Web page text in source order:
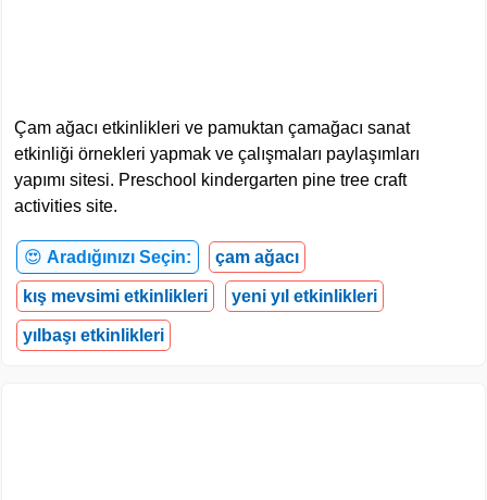
Çam ağacı etkinlikleri ve pamuktan çamağacı sanat
etkinliği örnekleri yapmak ve çalışmaları paylaşımları
yapımı sitesi. Preschool kindergarten pine tree craft
activities site.
😍 Aradığınızı Seçin: çam ağacı
kış mevsimi etkinlikleri yeni yıl etkinlikleri
yılbaşı etkinlikleri